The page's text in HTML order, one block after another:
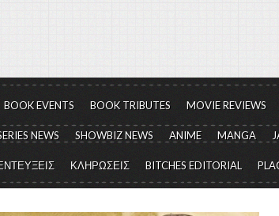
BOOK EVENTS BOOK TRIBUTES MOVIE REVIEWS
NEWS SHOWBIZ NEWS ANIME MANGA
ΚΛΗΡΩΣΕΙΣ BITCHES EDITORIAL